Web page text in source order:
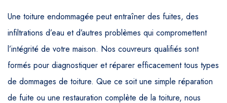
Une toiture endommagée peut entraîner des fuites, des
infiltrations d’eau et d’autres problèmes qui compromettent
l’intégrité de votre maison. Nos couvreurs qualifiés sont
formés pour diagnostiquer et réparer efficacement tous types
de dommages de toiture. Que ce soit une simple réparation
de fuite ou une restauration complète de la toiture, nous